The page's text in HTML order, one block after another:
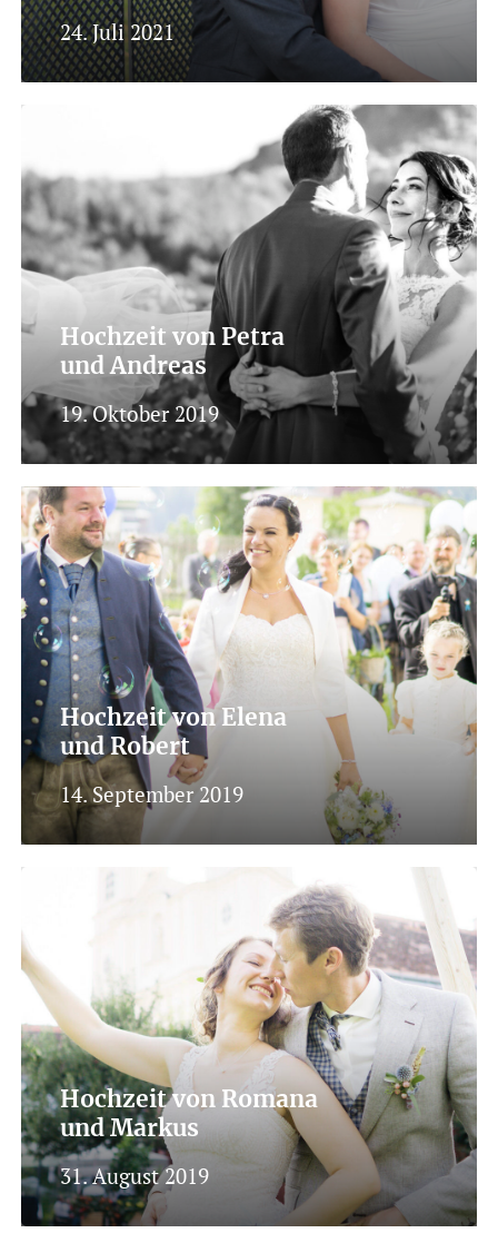
24. Juli 2021
Hochzeit von Petra
und Andreas
19. Oktober 2019
Hochzeit von Elena
und Robert
14. September 2019
Hochzeit von Romana
und Markus
31. August 2019